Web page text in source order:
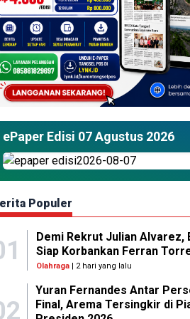
ePaper Edisi 07 Agustus 2026
Populer
Demi Rekrut Julian Alvarez,
Siap Korbankan Ferran
Olahraga| 2 hari yang lalu
Yuran Fernandes Antar
Final, Arema Tersingkir di